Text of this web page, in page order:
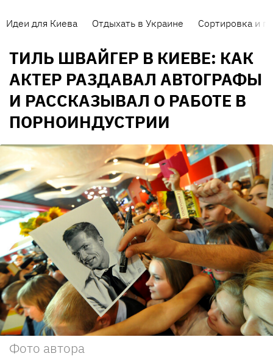
Идеи для Киева Отдыхать в Украине Сортировка и
ТИЛЬ ШВАЙГЕР В КИЕВЕ: КАК
АКТЕР РАЗДАВАЛ АВТОГРАФЫ
И РАССКАЗЫВАЛ О РАБОТЕ В
ПОРНОИНДУСТРИИ
Фото автора